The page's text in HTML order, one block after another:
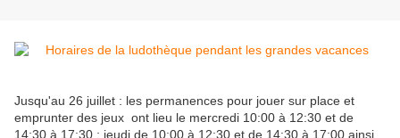
Jusqu'au 26 juillet : les permanences pour jouer sur place et
emprunter des jeux ont lieu le mercredi 10:00 à 12:30 et de
14:30 à 17:30 ; jeudi de 10:00 à 12:30 et de 14:30 à 17:00 ainsi